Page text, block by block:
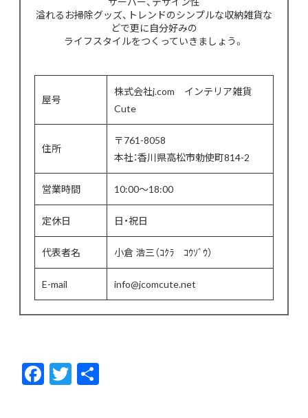
溢れるお掃除グッズ、トレンドのシンプルな収納雑貨な
どで更に自分好みの
ライフスタイルをつくっていきましょう。
屋号
株式会社j.com インテリア雑貨
Cute
住所
〒761-8058
本社：香川県高松市勅使町814-2
営業時間 10:00〜18:00
定休日 日・祝日
代表者名 小倉 浩三（ｺｸﾗ ｺｳｿﾞｳ）
E-mail info@jcomcute.net
F
ac
T
w